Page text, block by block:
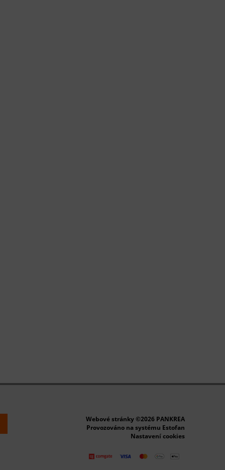
Webové stránky ©2026 PANKREA
Provozováno na systému Estofan
Nastavení cookies